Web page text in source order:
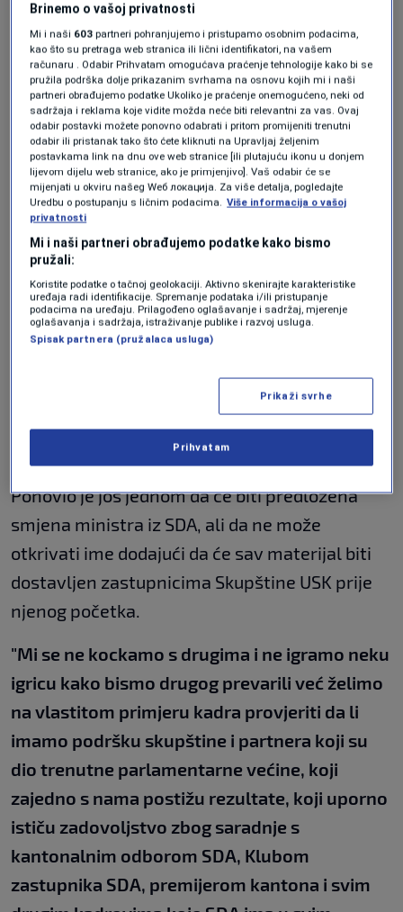
da li i dalje ima podršku skupštine i da li će
nastaviti raditi u punom kapacitetu.
"Da bismo dobili odgovor na to pitanje nismo
htjeli gubiti vrijeme već smo danas u saradnji
sa Klubom zastupnika SDA u Skupštini USK i
pojedinim zastupnicima predali zahtjev za
sazivanje vanredne sjednice u skladu s
Poslovnikom na kojoj ćemo predložiti smjenu
ministra iz SDA kako bismo vidjeli da li još
imamo podršku kako trenutnih partnera tako
i same Skupštine USK", naveo je Musić i dodao:
podržati i to će biti poruka da mi nastavljamo
raditi i proteklih 17 mjeseci".
Ponovio je još jednom da će biti predložena
smjena ministra iz SDA, ali da ne može
otkrivati ime dodajući da će sav materijal biti
dostavljen zastupnicima Skupštine USK prije
njenog početka.
"Mi se ne kockamo s drugima i ne igramo neku
igricu kako bismo drugog prevarili već želimo
na vlastitom primjeru kadra provjeriti da li
imamo podršku skupštine i partnera koji su
dio trenutne parlamentarne većine, koji
zajedno s nama postižu rezultate, koji uporno
ističu zadovoljstvo zbog saradnje s
kantonalnim odborom SDA, Klubom
zastupnika SDA, premijerom kantona i svim
Brinemo o vašoj privatnosti
Mi i naši 603 partneri pohranjujemo i pristupamo osobnim podacima,
kao što su pretraga web stranica ili lični identifikatori, na vašem
računaru . Odabir Prihvatam omogućava praćenje tehnologije kako bi se
pružila podrška dolje prikazanim svrhama na osnovu kojih mi i naši
partneri obrađujemo podatke Ukoliko je praćenje onemogućeno, neki od
sadržaja i reklama koje vidite možda neće biti relevantni za vas. Ovaj
odabir postavki možete ponovno odabrati i pritom promijeniti trenutni
odabir ili pristanak tako što ćete kliknuti na Upravljaj željenim
postavkama link na dnu ove web stranice [ili plutajuću ikonu u donjem
lijevom dijelu web stranice, ako je primjenjivo]. Vaš odabir će se
mijenjati u okviru našeg Wеб локација. Za više detalja, pogledajte
Uredbu o postupanju s ličnim podacima. Više informacija o vašoj
privatnosti
Mi i naši partneri obrađujemo podatke kako bismo
pružali:
Koristite podatke o tačnoj geolokaciji. Aktivno skenirajte karakteristike
uređaja radi identifikacije. Spremanje podataka i/ili pristupanje
podacima na uređaju. Prilagođeno oglašavanje i sadržaj, mjerenje
oglašavanja i sadržaja, istraživanje publike i razvoj usluga.
Spisak partnera (pružalaca usluga)
Prikaži svrhe
Prihvatam